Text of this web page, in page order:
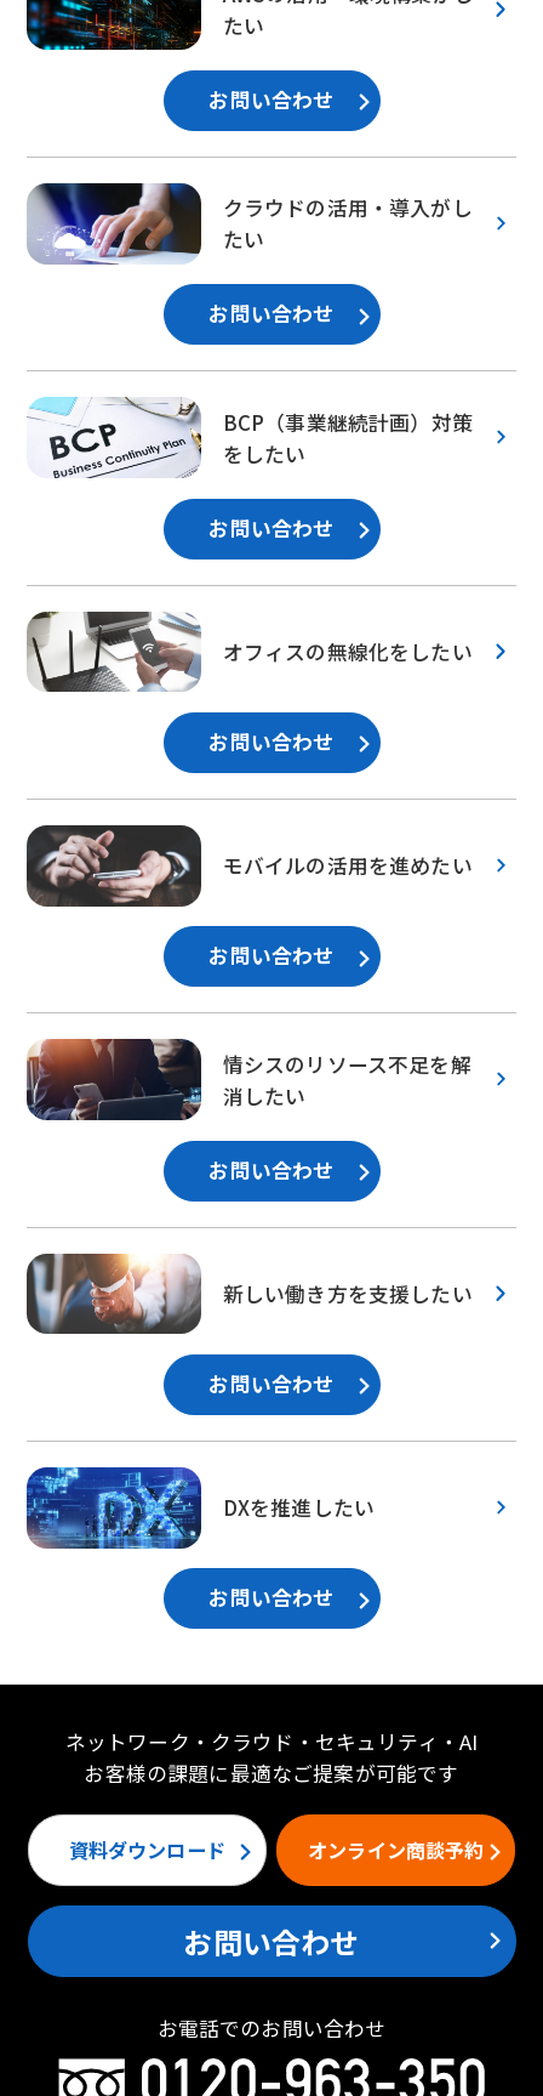
たい
お問い合わせ
クラウドの活用・導入がし
たい
お問い合わせ
BCP（事業継続計画）対策
をしたい
お問い合わせ
オフィスの無線化をしたい
お問い合わせ
モバイルの活用を進めたい
お問い合わせ
情シスのリソース不足を解
消したい
お問い合わせ
新しい働き方を支援したい
お問い合わせ
DXを推進したい
お問い合わせ
ネットワーク・クラウド・セキュリティ・AI
お客様の課題に最適なご提案が可能です
資料ダウンロード オンライン商談予約
お問い合わせ
お電話でのお問い合わせ